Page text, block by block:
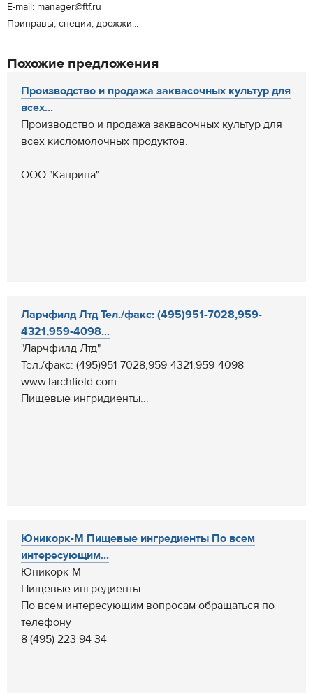
E-mail: manager@ftf.ru
Приправы, специи, дрожжи...
Похожие предложения
Производство и продажа заквасочных культур для
всех...
Производство и продажа заквасочных культур для
всех кисломолочных продуктов.
ООО "Каприна"...
Ларчфилд Лтд Тел./факс: (495)951-7028,959-
4321,959-4098...
"Ларчфилд Лтд"
Тел./факс: (495)951-7028,959-4321,959-4098
www.larchfield.com
Пищевые ингридиенты...
Юникорк-М Пищевые ингредиенты По всем
интересующим...
Юникорк-М
Пищевые ингредиенты
По всем интересующим вопросам обращаться по
телефону
8 (495) 223 94 34